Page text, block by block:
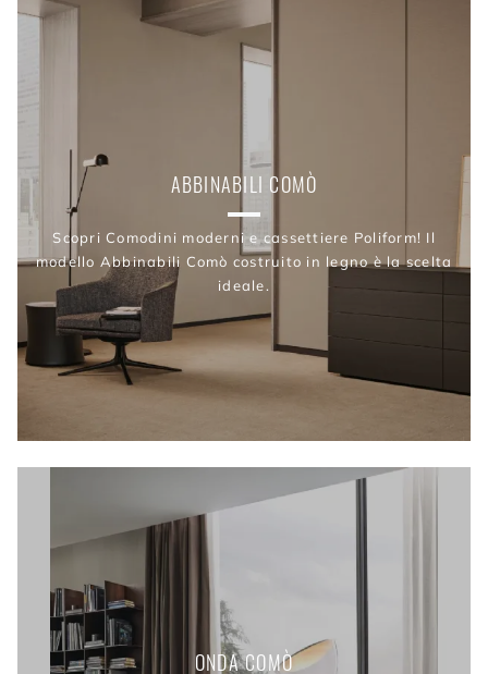
ABBINABILI COMÒ
Scopri Comodini moderni e cassettiere Poliform! Il
modello Abbinabili Comò costruito in legno è la scelta
ideale.
ONDA COMÒ